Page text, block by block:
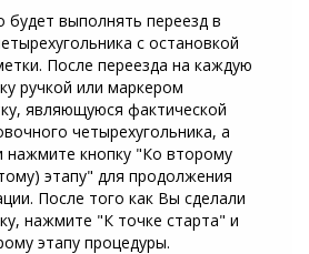
выполнять переезд в
с остановкой
После переезда на каждую
ручкой или маркером
являющуюся фактической
четырехугольника, а
нажмите кнопку "Ко второму
этапу" для продолжения
После того как Вы сделали
нажмите "К точке старта" и
этапу процедуры.